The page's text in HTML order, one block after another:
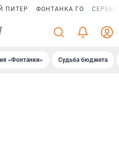
ПИТЕР ФОНТАНКА ГО
«Фонтанки» Судьба бюджета